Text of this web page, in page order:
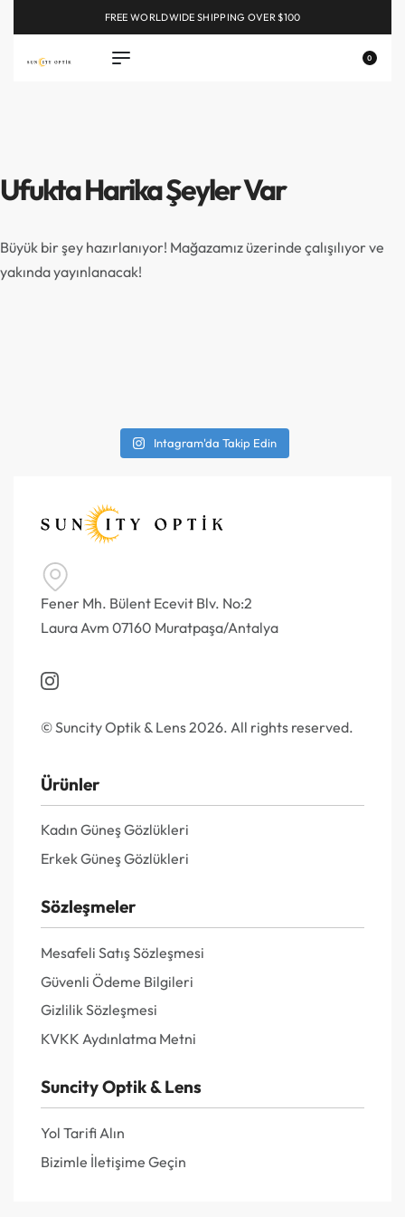
FREE WORLDWIDE SHIPPING OVER $100
0
Ufukta Harika Şeyler Var
Büyük bir şey hazırlanıyor! Mağazamız üzerinde çalışılıyor ve
yakında yayınlanacak!
Intagram'da Takip Edin
Fener Mh. Bülent Ecevit Blv. No:2
Laura Avm 07160 Muratpaşa/Antalya
© Suncity Optik & Lens 2026. All rights reserved.
Ürünler
Kadın Güneş Gözlükleri
Erkek Güneş Gözlükleri
Sözleşmeler
Mesafeli Satış Sözleşmesi
Güvenli Ödeme Bilgileri
Gizlilik Sözleşmesi
KVKK Aydınlatma Metni
Suncity Optik & Lens
Yol Tarifi Alın
Bizimle İletişime Geçin